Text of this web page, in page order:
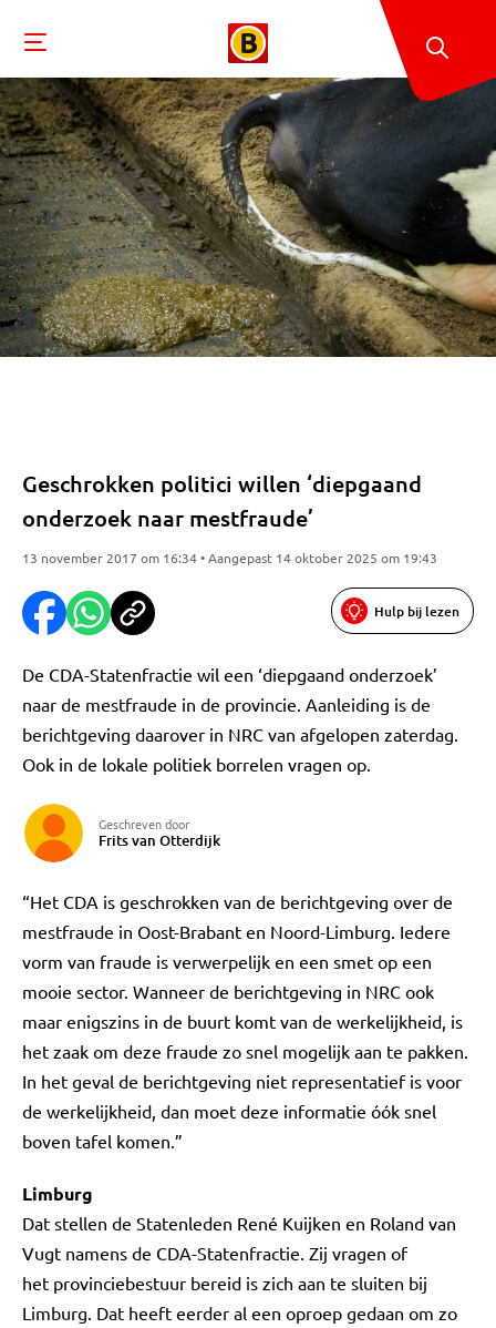
Geschrokken politici willen ‘diepgaand
onderzoek naar mestfraude’
13 november 2017 om 16:34 • Aangepast 14 oktober 2025 om 19:43
Hulp bij lezen
De CDA-Statenfractie wil een ‘diepgaand onderzoek’
naar de mestfraude in de provincie. Aanleiding is de
berichtgeving daarover in NRC van afgelopen zaterdag.
Ook in de lokale politiek borrelen vragen op.
Geschreven door
Frits van Otterdijk
“Het CDA is geschrokken van de berichtgeving over de
mestfraude in Oost-Brabant en Noord-Limburg. Iedere
vorm van fraude is verwerpelijk en een smet op een
mooie sector. Wanneer de berichtgeving in NRC ook
maar enigszins in de buurt komt van de werkelijkheid, is
het zaak om deze fraude zo snel mogelijk aan te pakken.
In het geval de berichtgeving niet representatief is voor
de werkelijkheid, dan moet deze informatie óók snel
boven tafel komen.”
Limburg
Dat stellen de Statenleden René Kuijken en Roland van
Vugt namens de CDA-Statenfractie. Zij vragen of
het provinciebestuur bereid is zich aan te sluiten bij
Limburg. Dat heeft eerder al een oproep gedaan om zo